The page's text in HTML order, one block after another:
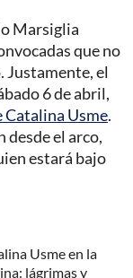
Marsiglia
que no
el
6 de abril,
Catalina Usme.
desde el arco,
estará bajo
Usme en la
lágrimas y